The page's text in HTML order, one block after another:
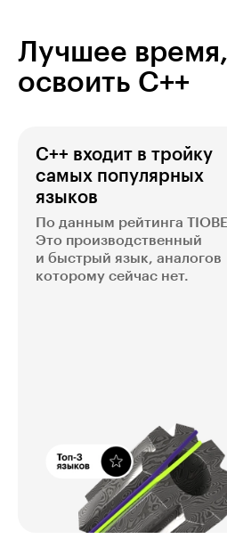
Лучшее
освоить C++
C++ входит в тройку
самых популярных
языков
По данным рейтинга
Это производственный
и быстрый язык, аналогов
которому сейчас нет.